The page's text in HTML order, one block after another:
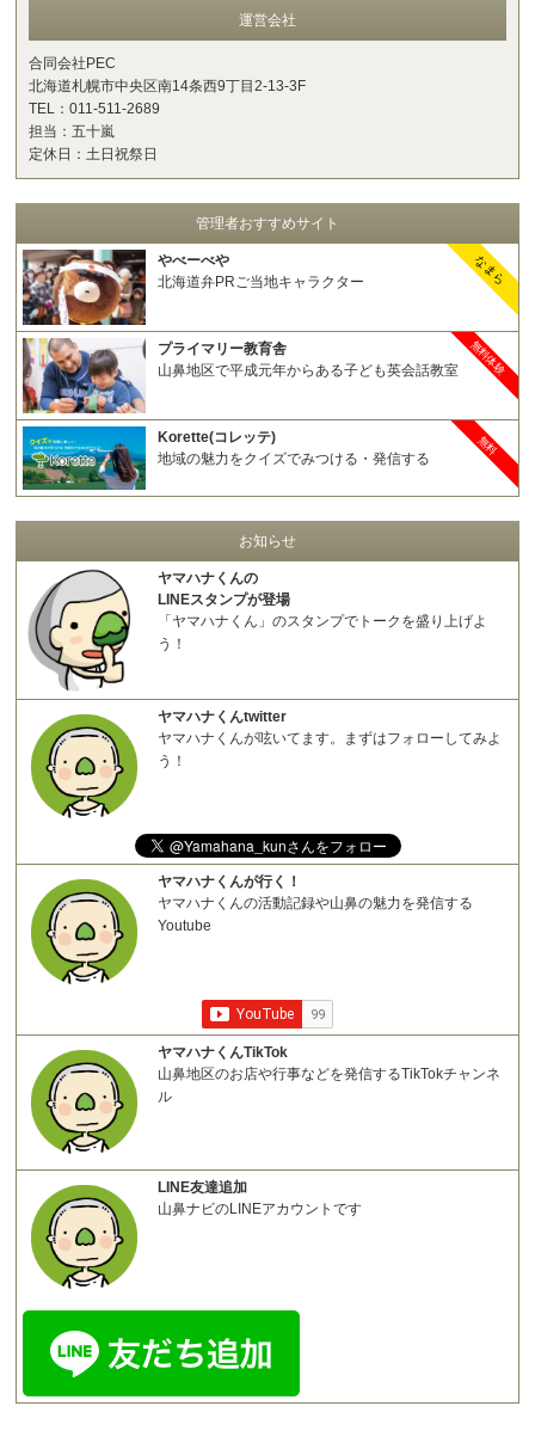
運営会社
合同会社PEC
北海道札幌市中央区南14条西9丁目2-13-3F
TEL：011-511-2689
担当：五十嵐
定休日：土日祝祭日
管理者おすすめサイト
やべーべや
北海道弁PRご当地キャラクター
なまら
プライマリー教育舎
山鼻地区で平成元年からある子ども英会話教室 無料体験
Korette(コレッテ)
地域の魅力をクイズでみつける・発信する
無料
お知らせ
ヤマハナくんの
LINEスタンプが登場
「ヤマハナくん」のスタンプでトークを盛り上げよ
う！
ヤマハナくんtwitter
ヤマハナくんが呟いてます。まずはフォローしてみよ
う！
ヤマハナくんが行く！
ヤマハナくんの活動記録や山鼻の魅力を発信する
Youtube
ヤマハナくんTikTok
山鼻地区のお店や行事などを発信するTikTokチャンネ
ル
LINE友達追加
山鼻ナビのLINEアカウントです